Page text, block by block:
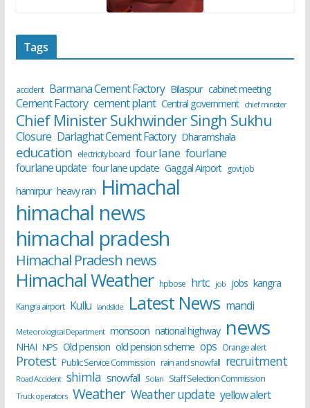
Tags
accident Barmana Cement Factory Bilaspur cabinet meeting
Cement Factory cement plant Central government chief minister
Chief Minister Sukhwinder Singh Sukhu
Closure Darlaghat Cement Factory Dharamshala
education electricity board four lane fourlane
fourlane update four lane update Gaggal Airport govt job
hamirpur heavy rain Himachal
himachal news
himachal pradesh
Himachal Pradesh news
Himachal Weather hpbose hrtc job jobs kangra
Kangra airport Kullu landslide Latest News mandi
Meteorological Department monsoon national highway news
NHAI NPS Old pension old pension scheme ops Orange alert
Protest Public Service Commission rain and snowfall recruitment
Road Accident shimla snowfall Solan Staff Selection Commission
Truck operators Weather Weather update yellow alert